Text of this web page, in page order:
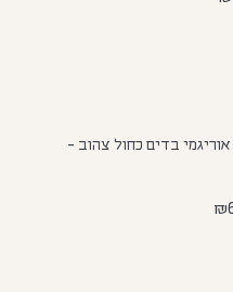
בדים כחול צהוב -
₪